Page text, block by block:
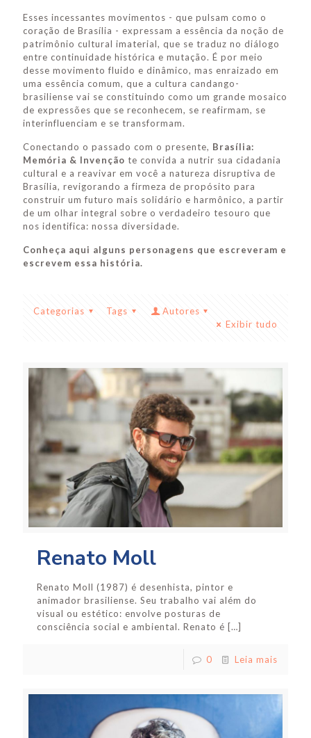
Esses incessantes movimentos - que pulsam como o
coração de Brasília - expressam a essência da noção de
patrimônio cultural imaterial, que se traduz no diálogo
entre continuidade histórica e mutação. É por meio
desse movimento fluido e dinâmico, mas enraizado em
uma essência comum, que a cultura candango-
brasiliense vai se constituindo como um grande mosaico
de expressões que se reconhecem, se reafirmam, se
interinfluenciam e se transformam.
Conectando o passado com o presente, Brasília:
Memória & Invenção te convida a nutrir sua cidadania
cultural e a reavivar em você a natureza disruptiva de
Brasília, revigorando a firmeza de propósito para
construir um futuro mais solidário e harmônico, a partir
de um olhar integral sobre o verdadeiro tesouro que
nos identifica: nossa diversidade.
Conheça aqui alguns personagens que escreveram e
escrevem essa história.
Categorias Tags
Autores
Exibir tudo
Renato Moll
Renato Moll (1987) é desenhista, pintor e
animador brasiliense. Seu trabalho vai além do
visual ou estético: envolve posturas de
consciência social e ambiental. Renato é […]
0 Leia mais